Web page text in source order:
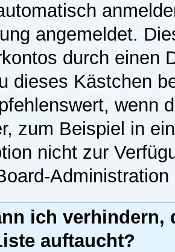
angemeldet.
durch einen
dieses Kästchen
wenn
zum Beispiel in
nicht zur
ich verhindern,
auftaucht?